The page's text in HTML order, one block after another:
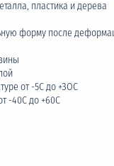
пластика и дерева
форму после
от -5С до +ЗОС
-40С до +60С